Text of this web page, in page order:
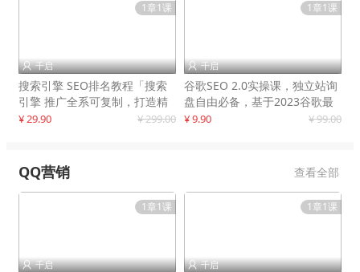
1章1课
 千启
搜索引擎 SEO排名教程「搜索
引擎 推广全系可复制，打造精
准被动流量系统
¥ 29.90 ¥ 299.00
1章1课
 千启
谷歌SEO 2.0实操课，独立站询
盘自由必备，基于2023谷歌最
新算法录制
¥ 9.90 ¥ 99.00
QQ营销 查看全部
1章1课
 千启
1章1课
 千启